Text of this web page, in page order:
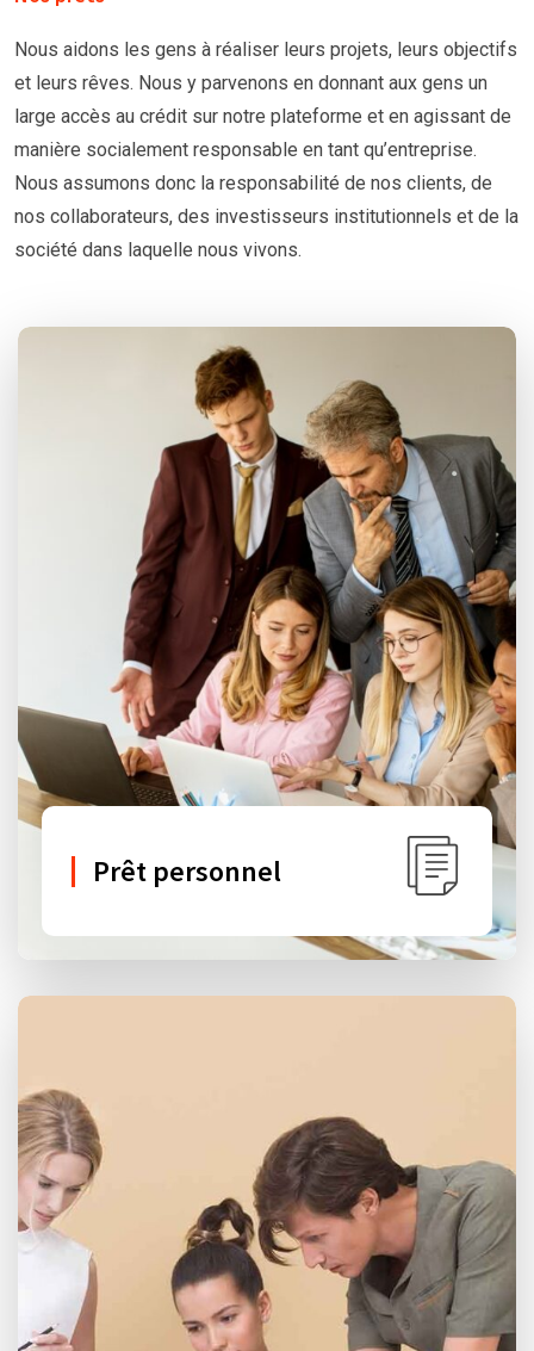
Nous aidons les gens à réaliser leurs projets, leurs objectifs
et leurs rêves. Nous y parvenons en donnant aux gens un
large accès au crédit sur notre plateforme et en agissant de
manière socialement responsable en tant qu’entreprise.
Nous assumons donc la responsabilité de nos clients, de
nos collaborateurs, des investisseurs institutionnels et de la
société dans laquelle nous vivons.
Prêt personnel